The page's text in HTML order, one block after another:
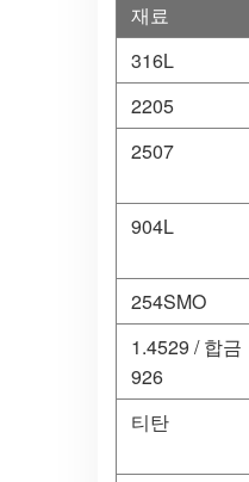
재료
316L
2205
2507
904L
254SMO
1.4529 / 합금
926
티탄